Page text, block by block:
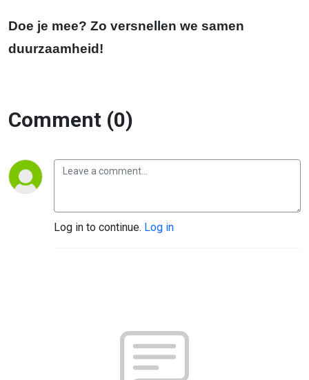
Doe je mee? Zo versnellen we samen
duurzaamheid!
Comment (0)
Log in to continue. Log in